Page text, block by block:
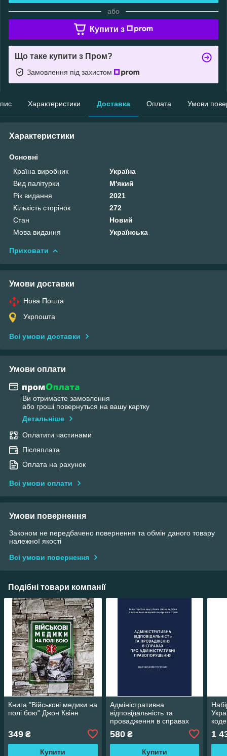
або
Купити з
Що таке купити з Пром?
Замовлення під захистом
Характеристики Доставка Оплата Умови
Характеристики
Основні
Країна виробник
Україна
Вид палітурки
М'який
Рік видання
2021
Кількість сторінок
272
Стан
Новий
Мова видання
Українська
Приховати
Умови доставки
Нова Пошта
Укрпошта
Всі умови доставки
Умови оплати
Ви отримаєте замовлення
або гроші повернуться на вашу картку
Детальніше
Оплатити частинами
Післяплата
Оплата на рахунок
Всі умови оплати
Умови повернення
Законом не передбачено повернення та обмін даного товару
належної якості
Всі умови повернення
Подібні товари компанії
Книга "Військові медики на
полі бою" Джон Квінн
349 ₴
Купити
Адміністративна
відповідальність та
провадження в справах
правопорушення
Кузьменко О.В.
580₴
Купити
1